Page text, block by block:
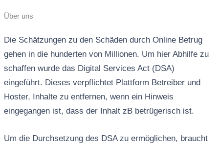
Über uns
Die Schätzungen zu den Schäden durch Online Betrug
gehen in die hunderten von Millionen. Um hier Abhilfe zu
schaffen wurde das Digital Services Act (DSA)
eingeführt. Dieses verpflichtet Plattform Betreiber und
Hoster, Inhalte zu entfernen, wenn ein Hinweis
eingegangen ist, dass der Inhalt zB betrügerisch ist.
Um die Durchsetzung des DSA zu ermöglichen, braucht